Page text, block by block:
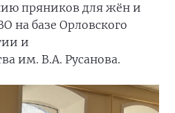
пряников для жён и
на базе Орловского
и
им. В.А. Русанова.